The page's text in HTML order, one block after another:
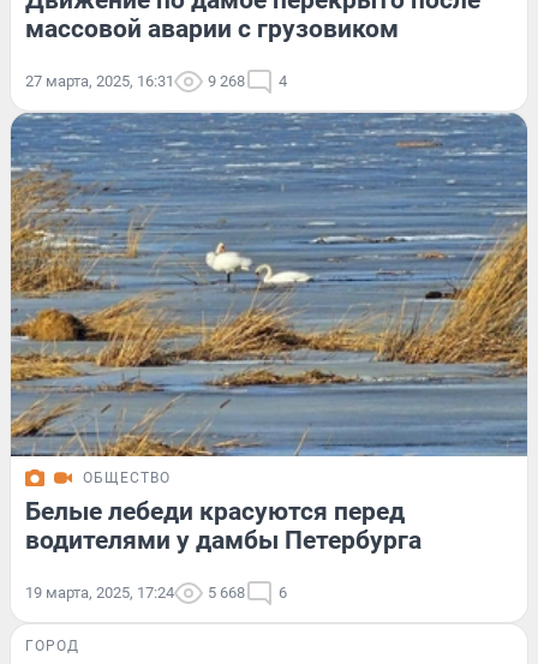
массовой аварии с грузовиком
27 марта, 2025, 16:31 9 268 4
ОБЩЕСТВО
Белые лебеди красуются перед
водителями у дамбы Петербурга
19 марта, 2025, 17:24 5 668 6
ГОРОД